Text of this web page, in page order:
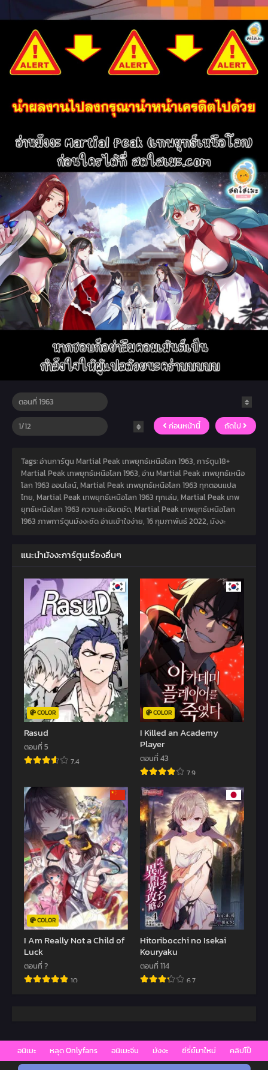
ก่อนหน้านี้ ถัดไป
Tags: อ่านการ์ตูน Martial Peak เทพยุทธ์เหนือโลก 1963, การ์ตูน18+
Martial Peak เทพยุทธ์เหนือโลก 1963, อ่าน Martial Peak เทพยุทธ์เหนือ
โลก 1963 ออนไลน์, Martial Peak เทพยุทธ์เหนือโลก 1963 ทุกตอนแปล
ไทย, Martial Peak เทพยุทธ์เหนือโลก 1963 ทุกเล่ม, Martial Peak เทพ
ยุทธ์เหนือโลก 1963 ความละเอียดชัด, Martial Peak เทพยุทธ์เหนือโลก
1963 ภาพการ์ตูนมังงะชัด อ่านเข้าใจง่าย, 16 กุมภาพันธ์ 2022, มังงะ
แนะนำมังงะการ์ตูนเรื่องอื่นๆ
COLOR
Rasud
ตอนที่ 5
7.4
COLOR
I Killed an Academy
Player
ตอนที่ 43
7.9
COLOR
I Am Really Not a Child of
Luck
ตอนที่ ?
10
Hitoribocchi no Isekai
Kouryaku
ตอนที่ 114
6.7
อนิเมะ หลุด Onlyfans อนิเมะจีน มังงะ ซีรี่ย์มาใหม่ คลิปโป๊